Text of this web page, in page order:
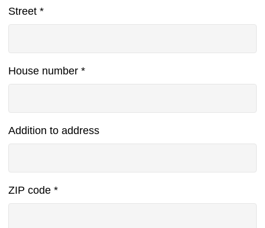
Street *
House number *
Addition to address
ZIP code *